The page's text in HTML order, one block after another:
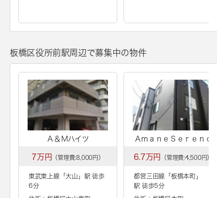
板橋区役所前駅周辺で募集中の物件
Ａ＆Ｍハイツ
7万円 （管理費:8,000円）
東武東上線「大山 」駅 徒歩
6分
ＡｍａｎｅＳｅｒｅｎｏ
6.7万円 （管理費:4,500円）
都営三田線「 板橋本町」
駅 徒歩5分